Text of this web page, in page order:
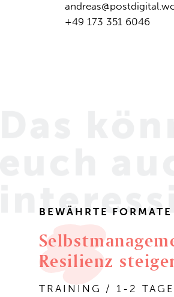
+49 173 351 6046
BEWÄHRTE FORMATE
Resilienz
TRAINING / 1-2